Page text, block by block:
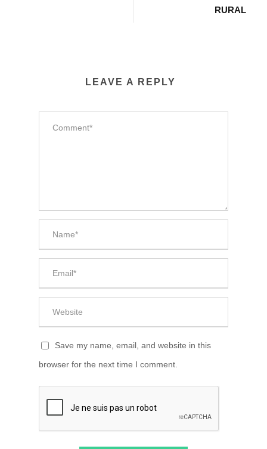
RURAL
LEAVE A REPLY
Save my name, email, and website in this
browser for the next time I comment.